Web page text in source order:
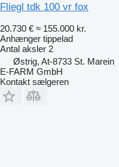
Fliegl tdk 100 vr fox
20.730 € ≈ 155.000 kr.
Anhænger tippelad
Antal aksler 2
Østrig, At-8733 St. Marein
E-FARM GmbH
Kontakt sælgeren